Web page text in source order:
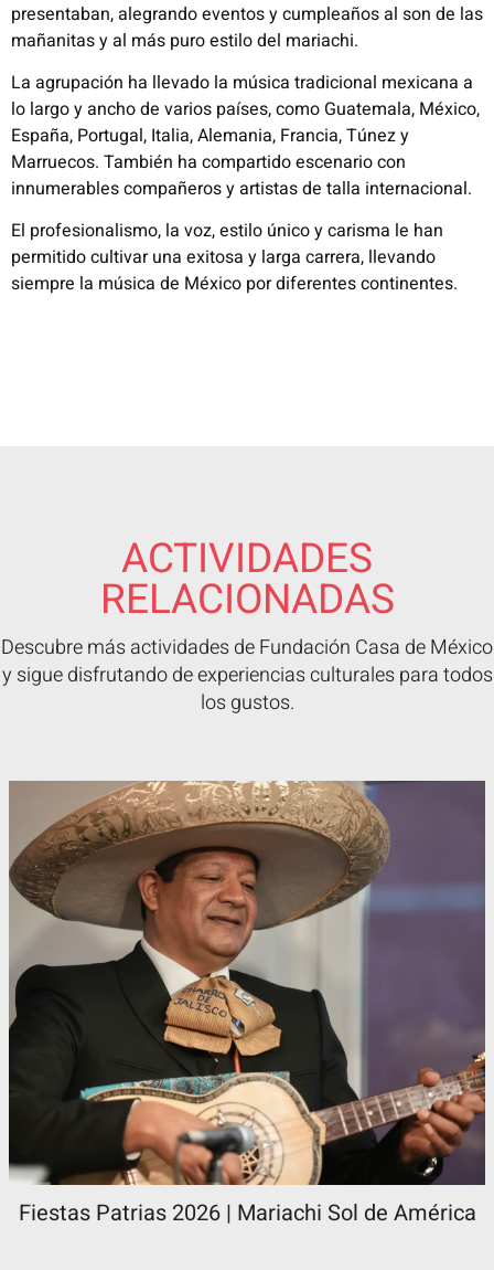
presentaban, alegrando eventos y cumpleaños al son de las
mañanitas y al más puro estilo del mariachi.
La agrupación ha llevado la música tradicional mexicana a
lo largo y ancho de varios países, como Guatemala, México,
España, Portugal, Italia, Alemania, Francia, Túnez y
Marruecos. También ha compartido escenario con
innumerables compañeros y artistas de talla internacional.
El profesionalismo, la voz, estilo único y carisma le han
permitido cultivar una exitosa y larga carrera, llevando
siempre la música de México por diferentes continentes.
ACTIVIDADES
RELACIONADAS
Descubre más actividades de Fundación Casa de México
y sigue disfrutando de experiencias culturales para todos
los gustos.
Fiestas Patrias 2026 | Mariachi Sol de América